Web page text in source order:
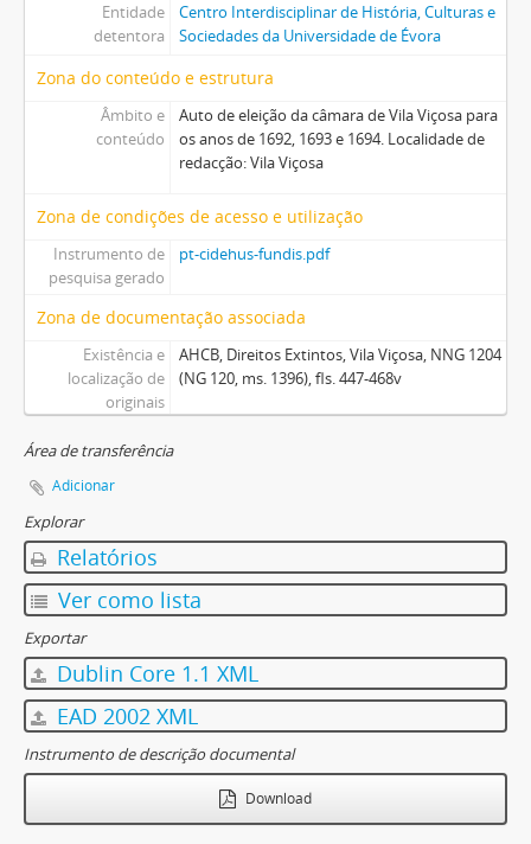
Entidade
detentora
Centro Interdisciplinar de História, Culturas e
Sociedades da Universidade de Évora
Zona do conteúdo e estrutura
Âmbito e
conteúdo
Auto de eleição da câmara de Vila Viçosa para
os anos de 1692, 1693 e 1694. Localidade de
redacção: Vila Viçosa
Zona de condições de acesso e utilização
Instrumento de
pesquisa gerado
pt-cidehus-fundis.pdf
Zona de documentação associada
Existência e
localização de
originais
AHCB, Direitos Extintos, Vila Viçosa, NNG 1204
(NG 120, ms. 1396), fls. 447-468v
Área de transferência
Adicionar
Explorar
Relatórios
Ver como lista
Exportar
Dublin Core 1.1 XML
EAD 2002 XML
Instrumento de descrição documental
Download